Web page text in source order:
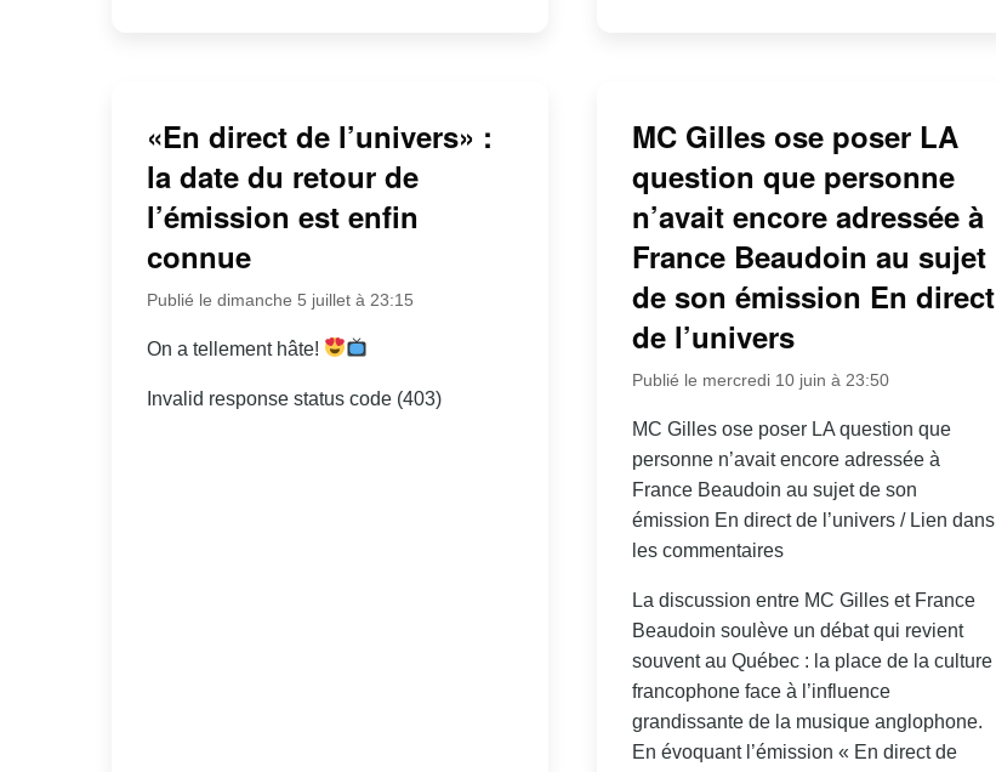
«En direct de l’univers» :
la date du retour de
l’émission est enfin
connue
Publié le dimanche 5 juillet à 23:15
On a tellement hâte!
Invalid response status code (403)
MC Gilles ose poser LA
question que personne
n’avait encore adressée à
France Beaudoin au sujet
de son émission En direct
de l’univers
Publié le mercredi 10 juin à 23:50
MC Gilles ose poser LA question que
personne n’avait encore adressée à
France Beaudoin au sujet de son
émission En direct de l’univers / Lien dans
les commentaires
La discussion entre MC Gilles et France
Beaudoin soulève un débat qui revient
souvent au Québec : la place de la culture
francophone face à l’influence
grandissante de la musique anglophone.
En évoquant l’émission « En direct de